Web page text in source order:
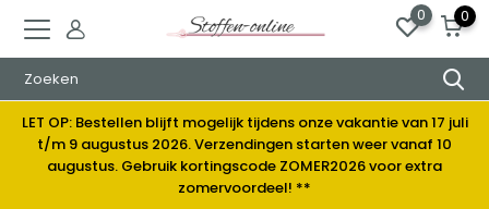
0 0
LET OP: Bestellen blijft mogelijk tijdens onze vakantie van 17 juli
t/m 9 augustus 2026. Verzendingen starten weer vanaf 10
augustus. Gebruik kortingscode ZOMER2026 voor extra
zomervoordeel! **